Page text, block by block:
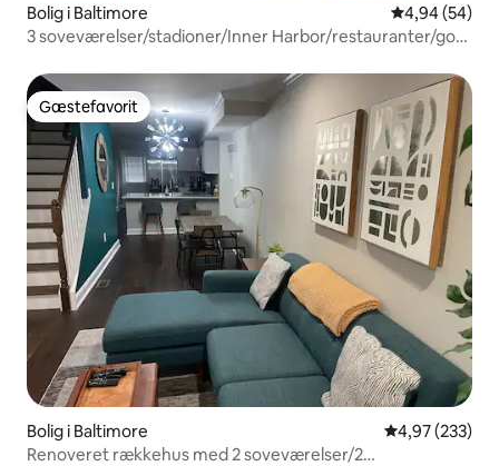
Bolig i Baltimore 4,94 ud af 5 i
4,94 (54)
3 soveværelser/stadioner/Inner Harbor/restauranter/godt
Gæstefavorit
Gæstefavorit
Bolig i Baltimore 4,97 ud af 5 i
4,97 (233)
Renoveret rækkehus med 2 soveværelser/2